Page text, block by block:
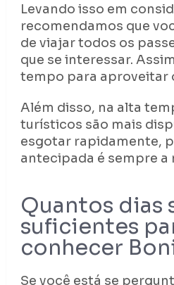
Levando isso em
recomendamos que
de viajar todos os
que se interessar.
tempo para aproveitar
Além disso, na alta
turísticos são mais
esgotar rapidamente,
antecipada é sempre a
Quantos dias
suficientes
conhecer
Se você está se